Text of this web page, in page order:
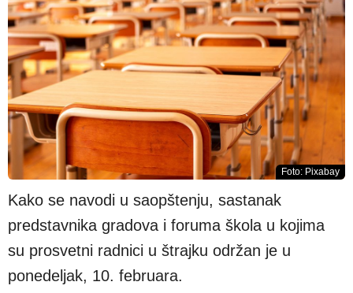
Foto: Pixabay
Kako se navodi u saopštenju, sastanak
predstavnika gradova i foruma škola u kojima
su prosvetni radnici u štrajku održan je u
ponedeljak, 10. februara.